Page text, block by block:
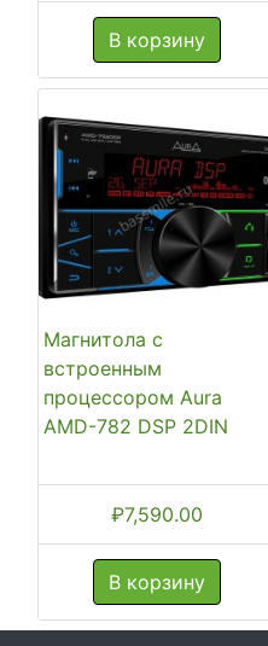
В корзину
Магнитола с
встроенным
процессором Aura
AMD-782 DSP 2DIN
₽7,590.00
В корзину